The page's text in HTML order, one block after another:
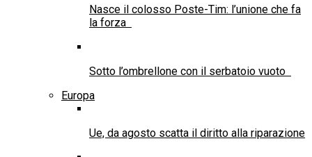
Nasce il colosso Poste-Tim: l’unione che fa
la forza
Sotto l’ombrellone con il serbatoio vuoto
Europa
Ue, da agosto scatta il diritto alla riparazione